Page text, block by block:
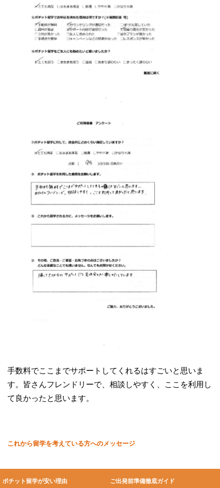
手数料でここまでサポートしてくれるはすごいと思いま
す。皆さんフレンドリーで、相談しやすく、ここを利用し
て良かったと思います。
これから留学を考えている方へのメッセージ
ポチット留学が安い理由
ご出発前準備徹底ガイド